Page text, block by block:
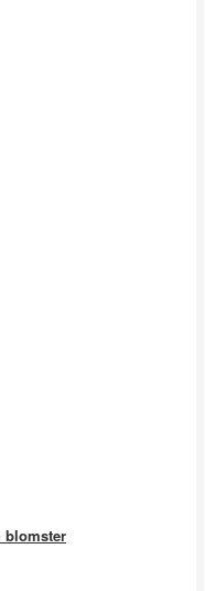
blomster